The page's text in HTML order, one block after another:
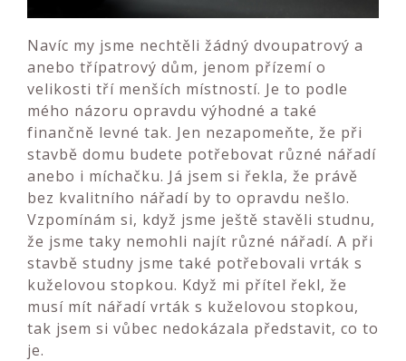
Navíc my jsme nechtěli žádný dvoupatrový a
anebo třípatrový dům, jenom přízemí o
velikosti tří menších místností. Je to podle
mého názoru opravdu výhodné a také
finančně levné tak. Jen nezapomeňte, že při
stavbě domu budete potřebovat různé nářadí
anebo i míchačku. Já jsem si řekla, že právě
bez kvalitního nářadí by to opravdu nešlo.
Vzpomínám si, když jsme ještě stavěli studnu,
že jsme taky nemohli najít různé nářadí. A při
stavbě studny jsme také potřebovali vrták s
kuželovou stopkou. Když mi přítel řekl, že
musí mít nářadí vrták s kuželovou stopkou,
tak jsem si vůbec nedokázala představit, co to
je.